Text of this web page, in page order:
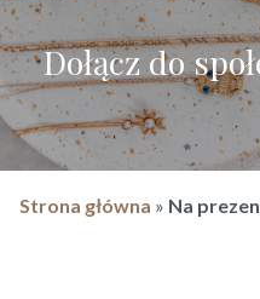
Dołącz do
Strona główna » Na